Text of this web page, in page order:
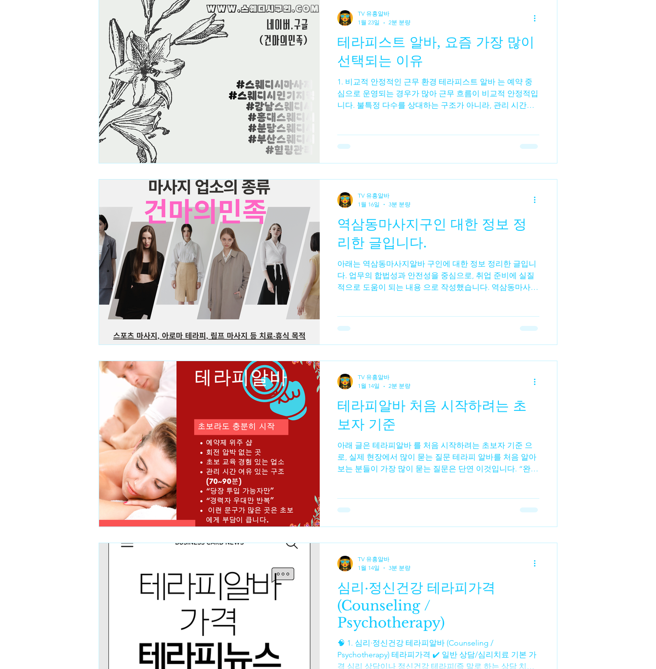
대비 수입 체감 차이시급 알바는✔ 오래 일할수록 수입이 늘
어난다. 하지만 시급이 정해져 있어 큰 차이를 만들기 어렵
다. 스웨디시 알바 는 한 타임 단가가 높고 집중 근무 시 짧
은 시간에도 체감 수입이 크다. 그래서✔ 투잡✔ 파트타임✔
단기 알바 로 선
테라피스트 알바, 요즘 가장 많이
선택되는 이유
1. 비교적 안정적인 근무 환경 테라피스트 알바 는 예약 중
심으로 운영되는 경우가 많아 근무 흐름이 비교적 안정적입
니다. 불특정 다수를 상대하는 구조가 아니라, 관리 시간과
2. 체력 소모 대비 효율적인 수입 테라피스트 알바 를 추천
하는 가장 큰 이유 중 하나는 수입 구조의 효율성 입니다. 무
히 일정 관리가 가능한 분들에게는 체력 소모 대비 만족도
가 높다 는 평가가 많습니다. 3. 초보자도 시작 가능한 진입
장벽 전문 기술이 필요해 보이지만, 실제로는 기본 교육을
제공하는 곳이 많아 초보자도 시작할 수 있습니다.후기에서
자주 언급되는 장점은 단계별 교육 무리 없는 적응
TV 유흥알바
1월 23일
2분 분량
역삼동마사지구인 대한 정보 정
리한 글입니다.
아래는 역삼동마사지알바 구인에 대한 정보 정리한 글입니
다. 업무의 합법성과 안전성을 중심으로, 취업 준비에 실질
적으로 도움이 되는 내용 으로 작성했습니다. 역삼동마사지
서 관리사(테라피스트)나 보조 스태프를 채용하는 활동 을
의미합니다.역삼동은 오피스 밀집 지역으로 직장인 고객 비
지만, 여기서는 정상적인 서비스형 마사지(스포츠 마사지·
아로마·바디 케어) 채용 정보를 중심으로 설명합니다. 📌 2.
마사지 업소의 종류 역삼동에서 구인 공고가 나오는 대표적
인 업소 유형은 다음과 같습니다. 🟡 일반 마사지숍 / 여성알
바 테라피 스파 스포츠 마사지, 아로마 테라
TV 유흥알바
1월 16일
3분 분량
테라피알바 처음 시작하려는 초
보자 기준
아래 글은 테라피알바 를 처음 시작하려는 초보자 기준 으
로, 실제 현장에서 많이 묻는 질문 테라피 알바를 처음 알아
보는 분들이 가장 많이 묻는 질문은 단연 이것입니다. “완전
했습니다. 테라피는 흔히 “전문 기술이 있어야 한다”고 생
각하지만, 실상은 누구나 배울 수 있도록 시스템화된 직종
한 구조입니다. 테라피알바 구인구직 사이트 1. 테라피가 초
보에게 쉬운 이유 ✔ 기술보다 ‘패턴’이 먼저다 테라피는 복
잡한 동작을 즉흥적으로 하는 것이 아니라, 정해진 순서와
루틴 을 반복하는 방식입니다. 오일 도포 → 근육 이완 → 압
조절 → 마무리 상체 → 하체 → 등 → 목/어
TV 유흥알바
1월 14일
2분 분량
심리·정신건강 테라피가격
(Counseling /
Psychotherapy)
🧠 1. 심리·정신건강 테라피알바 (Counseling /
Psychotherapy) 테라피가격 ✔️ 일반 상담/심리치료 기본 가
격 심리 상담이나 정신건강 테라피(즉 말로 하는 상담 치료)
TV 유흥알바
1월 14일
3분 분량